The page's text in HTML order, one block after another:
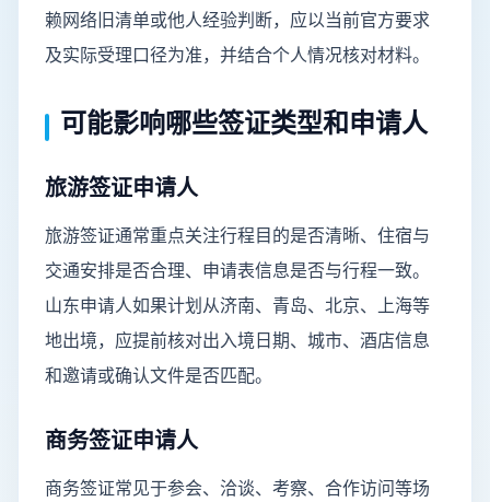
赖网络旧清单或他人经验判断，应以当前官方要求
及实际受理口径为准，并结合个人情况核对材料。
可能影响哪些签证类型和申请人
旅游签证申请人
旅游签证通常重点关注行程目的是否清晰、住宿与
交通安排是否合理、申请表信息是否与行程一致。
山东申请人如果计划从济南、青岛、北京、上海等
地出境，应提前核对出入境日期、城市、酒店信息
和邀请或确认文件是否匹配。
商务签证申请人
商务签证常见于参会、洽谈、考察、合作访问等场